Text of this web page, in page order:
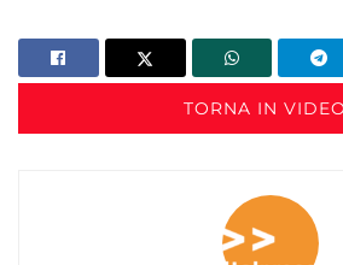
TORNA IN VIDEO